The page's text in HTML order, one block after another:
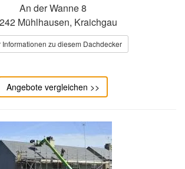
An der Wanne 8
Mühlhausen, Kraichgau
Informationen zu diesem Dachdecker
Angebote vergleichen >>